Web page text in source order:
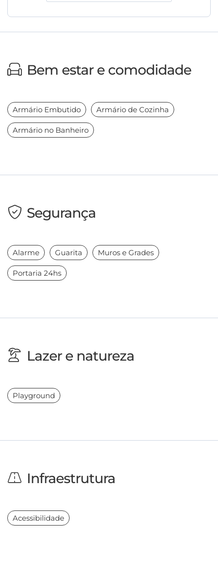
Bem estar e comodidade
Armário Embutido Armário de Cozinha
Armário no Banheiro
Segurança
Alarme Guarita Muros e Grades
Portaria 24hs
Lazer e natureza
Playground
Infraestrutura
Acessibilidade